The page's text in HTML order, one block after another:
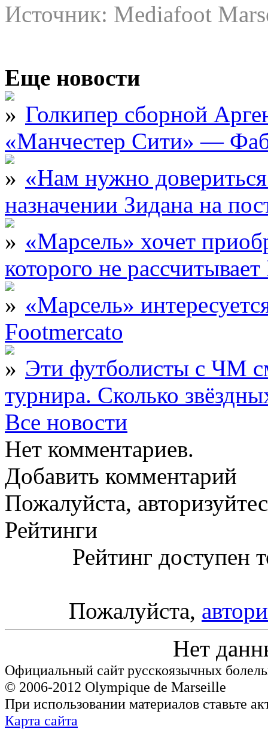
Источник: Mediafoot
Еще новости
Голкипер сборной
«Манчестер Сити» —
«Нам нужно
назначении Зидана на
«Марсель» хочет
которого не
«Марсель»
Footmercato
Эти футболисты с ЧМ
турнира. Сколько
Все новости
Нет комментариев.
Добавить комментарий
Пожалуйста,
Рейтинги
Рейтинг доступен
Пожалуйста,
Нет
Официальный сайт русскоязычных
© 2006-2012 Olympique de Marseille
При использовании материалов ставьте
Карта сайта